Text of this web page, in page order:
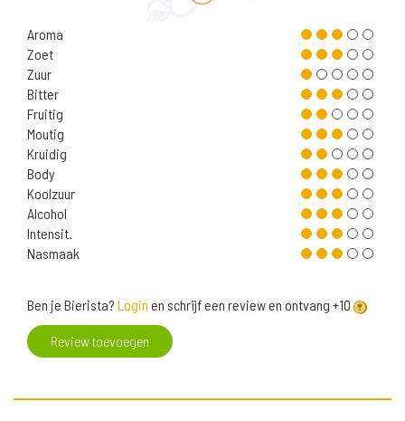
Aroma
Zoet
Zuur
Bitter
Fruitig
Moutig
Kruidig
Body
Koolzuur
Alcohol
Intensit.
Nasmaak
Ben je Bierista? Login en schrijf een review en ontvang +10
Review toevoegen